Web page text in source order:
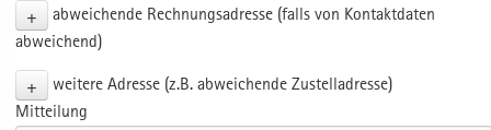
+
abweichende Rechnungsadresse (falls von Kontaktdaten
abweichend)
+
weitere Adresse (z.B. abweichende Zustelladresse)
Mitteilung